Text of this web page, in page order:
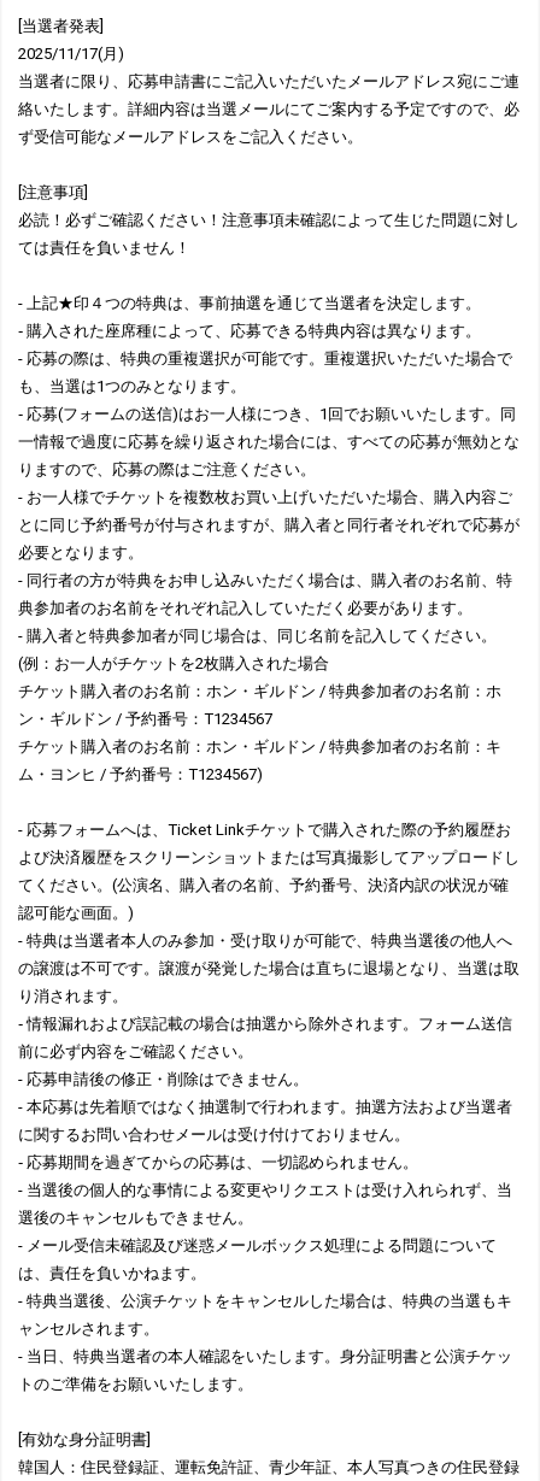
[当選者発表]
2025/11/17(月)
当選者に限り、応募申請書にご記入いただいたメールアドレス宛にご連
絡いたします。詳細内容は当選メールにてご案内する予定ですので、必
ず受信可能なメールアドレスをご記入ください。
[注意事項]
必読！必ずご確認ください！注意事項未確認によって生じた問題に対し
ては責任を負いません！
- 上記★印４つの特典は、事前抽選を通じて当選者を決定します。
‐ 購入された座席種によって、応募できる特典内容は異なります。
- 応募の際は、特典の重複選択が可能です。重複選択いただいた場合で
も、当選は1つのみとなります。
‐ 応募(フォームの送信)はお一人様につき、1回でお願いいたします。同
一情報で過度に応募を繰り返された場合には、すべての応募が無効とな
りますので、応募の際はご注意ください。
- お一人様でチケットを複数枚お買い上げいただいた場合、購入内容ご
とに同じ予約番号が付与されますが、購入者と同行者それぞれで応募が
必要となります。
- 同行者の方が特典をお申し込みいただく場合は、購入者のお名前、特
典参加者のお名前をそれぞれ記入していただく必要があります。
- 購入者と特典参加者が同じ場合は、同じ名前を記入してください。
(例：お一人がチケットを2枚購入された場合
チケット購入者のお名前：ホン・ギルドン / 特典参加者のお名前：ホ
ン・ギルドン / 予約番号：T1234567
チケット購入者のお名前：ホン・ギルドン / 特典参加者のお名前：キ
ム・ヨンヒ / 予約番号：T1234567)
- 応募フォームへは、Ticket Linkチケットで購入された際の予約履歴お
よび決済履歴をスクリーンショットまたは写真撮影してアップロードし
てください。(公演名、購入者の名前、予約番号、決済内訳の状況が確
認可能な画面。)
- 特典は当選者本人のみ参加・受け取りが可能で、特典当選後の他人へ
の譲渡は不可です。譲渡が発覚した場合は直ちに退場となり、当選は取
り消されます。
‐ 情報漏れおよび誤記載の場合は抽選から除外されます。フォーム送信
前に必ず内容をご確認ください。
- 応募申請後の修正・削除はできません。
- 本応募は先着順ではなく抽選制で行われます。抽選方法および当選者
に関するお問い合わせメールは受け付けておりません。
‐ 応募期間を過ぎてからの応募は、一切認められません。
- 当選後の個人的な事情による変更やリクエストは受け入れられず、当
選後のキャンセルもできません。
- メール受信未確認及び迷惑メールボックス処理による問題について
は、責任を負いかねます。
- 特典当選後、公演チケットをキャンセルした場合は、特典の当選もキ
ャンセルされます。
- 当日、特典当選者の本人確認をいたします。身分証明書と公演チケッ
トのご準備をお願いいたします。
[有効な身分証明書]
韓国人：住民登録証、運転免許証、青少年証、本人写真つきの住民登録